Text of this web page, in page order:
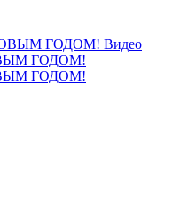
Видео
ГОДОМ!
ГОДОМ!